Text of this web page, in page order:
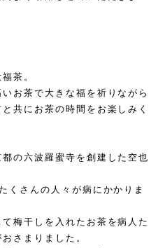
茶。
お茶で大きな福を祈りながら
共にお茶の時間をお楽しみく
の六波羅蜜寺を創建した空也
くさんの人々が病にかかりま
梅干しを入れたお茶を病人た
さまりました。